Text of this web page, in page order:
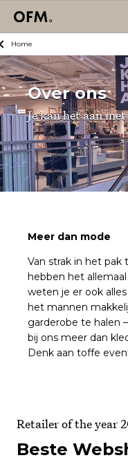
Home
Over ons
Je kan het aan
Meer dan mode
Van strak in het pak
hebben het
weten je er ook
het mannen
garderobe te halen
bij ons meer dan
Denk aan toffe
Retailer of the year
Beste